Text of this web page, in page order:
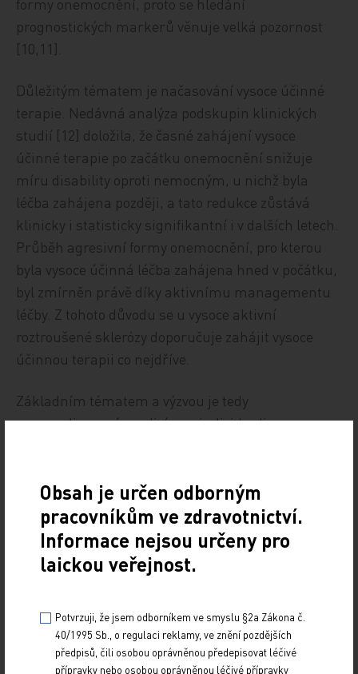
prognostických markerů věnuje velká pozornost
[10,11].
Důležitým tématem je načasování vysoce účinné
terapie. Nedávná analýza podskupin klinických
studií [12] doložila, že časné zahájení vysoce
účinné terapie po začátku onemocnění snižuje
míru disability oproti nemocným, u nichž byla
léčba zahájena později, a tato redukce zůstává
klinicky i statisticky signifikantní i v dalších letech.
Průběh agresivní formy onemocnění, pro kterou
byla vysoce účinná léčba zahájena hned v počátku,
byl zmírněn právě díky aktivnímu managementu
léčby. Z tohoto důvodu se u vysoce aktivní
roztroušené sklerózy doporučuje zahájit vysoce
účinnou terapii co nejdříve.
Základním tématem a výzvou je tedy
personalizovaná medicína – individualizace
umožnily. Léčebná odpověď se mezi pacienty liší
a včasné zahájení účinné terapie je klíčové pro
omezení rozvoje disa­bility. V současnosti jsou
hledánydemografické, klinické a paraklinické
prediktory individuální odpovědi, které by umožnily
Doktor Kalincik shrnul své vystoupení jako
ochutnávku současných diskutovaných témat.
Obsah je určen odborným
pracovníkům ve zdravotnictví.
Informace nejsou určeny pro
laickou veřejnost.
Potvrzuji, že jsem odborníkem ve smyslu §2a Zákona č.
40/1995 Sb., o regulaci reklamy, ve znění pozdějších
předpisů, čili osobou oprávněnou předepisovat léčivé
přípravky nebo osobou oprávněnou léčivé přípravky